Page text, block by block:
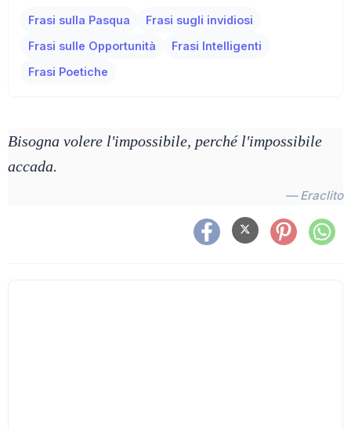
Frasi sulla Pasqua
Frasi sugli invidiosi
Frasi sulle Opportunità
Frasi Intelligenti
Frasi Poetiche
Bisogna volere l'impossibile, perché l'impossibile
accada.
— Eraclito